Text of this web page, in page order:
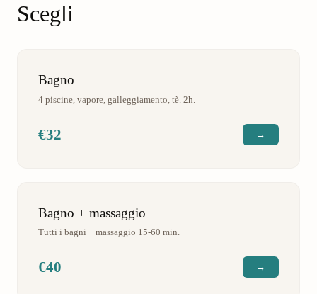
Scegli
Bagno
4 piscine, vapore, galleggiamento, tè. 2h.
€32 →
Bagno + massaggio
Tutti i bagni + massaggio 15-60 min.
€40 →